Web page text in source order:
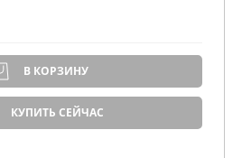
В КОРЗИНУ
КУПИТЬ СЕЙЧАС